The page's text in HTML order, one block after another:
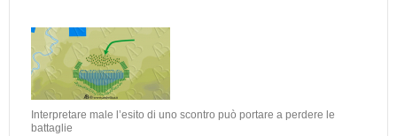
Interpretare male l’esito di uno scontro può portare a perdere le
battaglie